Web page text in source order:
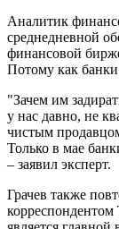
Аналитик
среднедневной
финансовой
Потому как
"Зачем им
у нас давно, не
чистым
Только в мае
– заявил эксперт.
Грачев также
корреспондентом